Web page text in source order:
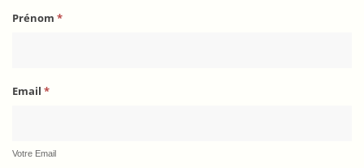
Prénom *
Email *
Votre Email